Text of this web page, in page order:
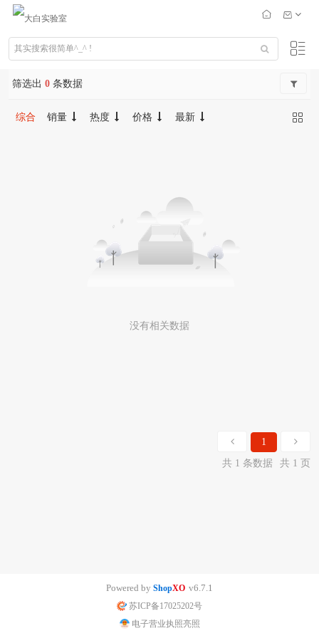
筛选出 0 条数据
综合 销量 热度 价格 最新
没有相关数据
1
共 1 条数据
共 1 页
Powered by ShopXO v6.7.1
苏ICP备17025202号
电子营业执照亮照